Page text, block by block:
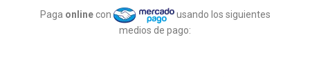
Paga online con
usando los siguientes
medios de pago: